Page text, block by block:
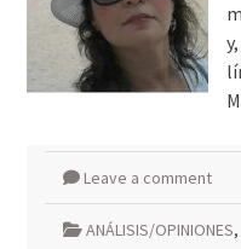
Leave a comment
ANÁLISIS/OPINIONES,